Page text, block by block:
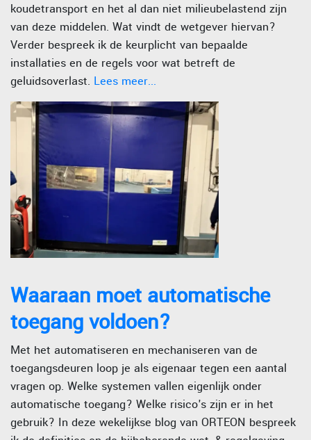
koudetransport en het al dan niet milieubelastend zijn
van deze middelen. Wat vindt de wetgever hiervan?
Verder bespreek ik de keurplicht van bepaalde
installaties en de regels voor wat betreft de
geluidsoverlast. Lees meer...
Waaraan moet automatische
toegang voldoen?
Met het automatiseren en mechaniseren van de
toegangsdeuren loop je als eigenaar tegen een aantal
vragen op. Welke systemen vallen eigenlijk onder
automatische toegang? Welke risico's zijn er in het
gebruik? In deze wekelijkse blog van ORTEON bespreek